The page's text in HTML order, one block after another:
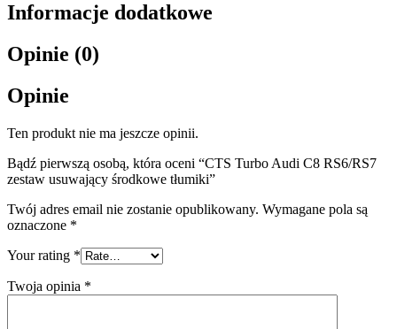
Informacje dodatkowe
Opinie (0)
Opinie
Ten produkt nie ma jeszcze opinii.
Bądź pierwszą osobą, która oceni “CTS Turbo Audi C8 RS6/RS7
zestaw usuwający środkowe tłumiki”
Twój adres email nie zostanie opublikowany. Wymagane pola są
oznaczone *
Your rating *
Twoja opinia *